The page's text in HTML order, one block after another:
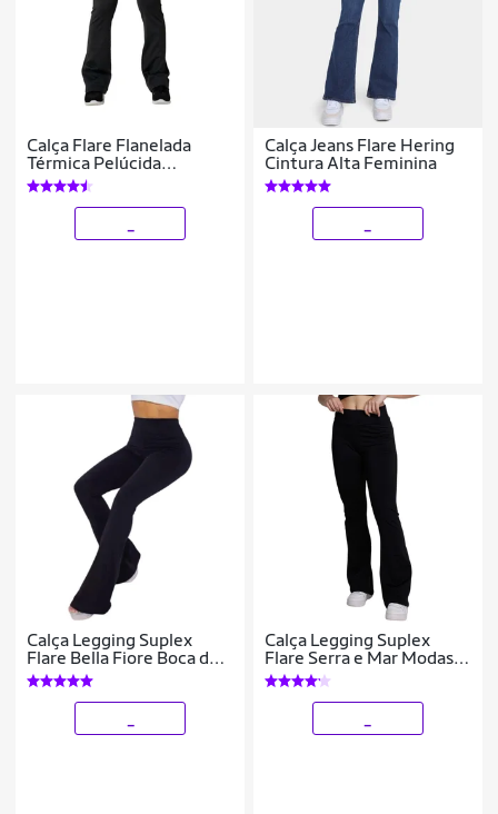
Calça Flare Flanelada
Térmica Pelúcida
Quentinha Inverno
Calça Jeans Flare Hering
Cintura Alta Feminina
Calça Legging Suplex
Flare Bella Fiore Boca de
Sino Bailarina Cintura e
Cós Alto Moda Fitness
Calça Legging Suplex
Flare Serra e Mar Modas
Boca de Sino Bailarina
Cintura Cós Alto Moda
Fitness